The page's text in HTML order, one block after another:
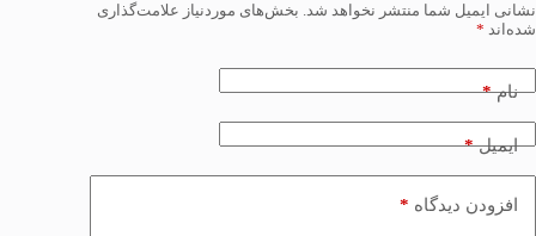
نشانی ایمیل شما منتشر نخواهد شد. بخش‌های موردنیاز علامت‌گذاری
شده‌اند *
نام*
ایمیل*
افزودن دیدگاه *